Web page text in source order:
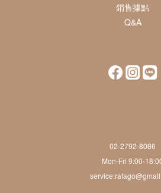
銷售據點
Q&A
02-2792-8086
Mon-Fri 9:00-